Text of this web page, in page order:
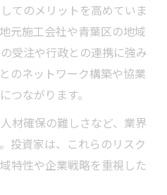
てのメリットを高めていま
元施工会社や青葉区の地域
受注や行政との連携に強み
のネットワーク構築や協業
つながります。
材確保の難しさなど、業界
投資家は、これらのリスク
特性や企業戦略を重視した